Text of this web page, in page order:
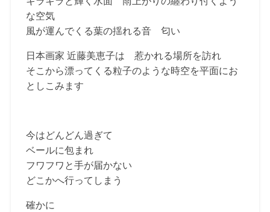
な空気
風が運んでくる葉の揺れる音 匂い
日本画家 近藤美恵子は 惹かれる場所を訪れ
そこから漂ってくる粒子のような時空を平面にお
としこみます
今はどんどん過ぎて
ベールに包まれ
フワフワと手が届かない
どこかへ行ってしまう
確かに